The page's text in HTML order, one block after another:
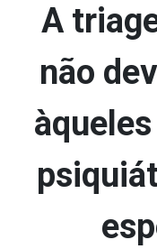
A
não